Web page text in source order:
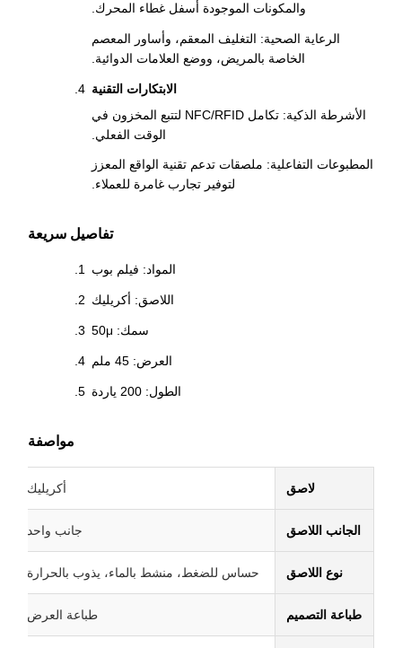
والمكونات الموجودة أسفل غطاء المحرك.
الرعاية الصحية: التغليف المعقم، وأساور المعصم
الخاصة بالمريض، ووضع العلامات الدوائية.
الابتكارات التقنية
الأشرطة الذكية: تكامل NFC/RFID لتتبع المخزون في
الوقت الفعلي.
المطبوعات التفاعلية: ملصقات تدعم تقنية الواقع المعزز
لتوفير تجارب غامرة للعملاء.
تفاصيل سريعة
المواد: فيلم بوب
اللاصق: أكريليك
سمك: 50μ
العرض: 45 ملم
الطول: 200 ياردة
مواصفة
لاصق أكريليك
الجانب اللاصق جانب واحد
نوع اللاصق حساس للضغط، منشط بالماء، يذوب بالحرارة
طباعة التصميم طباعة العرض